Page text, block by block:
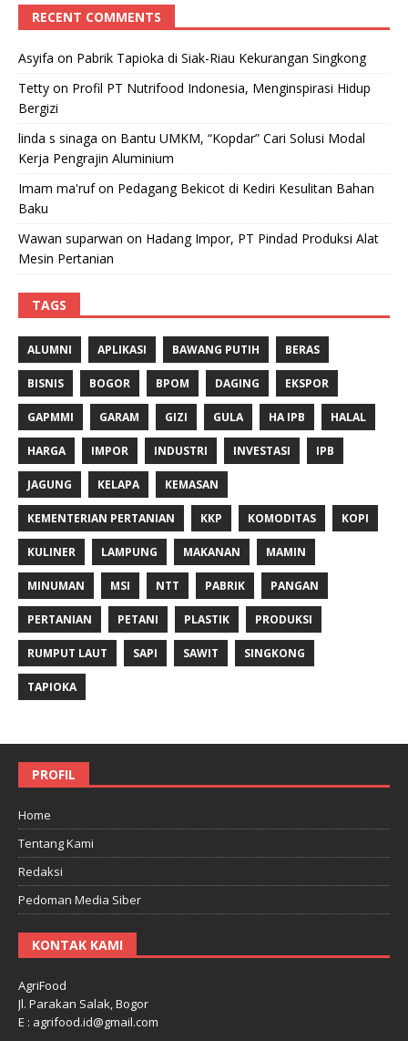
RECENT COMMENTS
Asyifa on Pabrik Tapioka di Siak-Riau Kekurangan Singkong
Tetty on Profil PT Nutrifood Indonesia, Menginspirasi Hidup
Bergizi
linda s sinaga on Bantu UMKM, “Kopdar” Cari Solusi Modal
Kerja Pengrajin Aluminium
Imam ma'rufon Pedagang Bekicot di Kediri Kesulitan Bahan
Baku
Wawan suparwan on Hadang Impor, PT Pindad Produksi Alat
Mesin Pertanian
TAGS
ALUMNI APLIKASI BAWANG PUTIH BERAS
BISNIS BOGOR BPOM DAGING EKSPOR
GAPMMI GARAM GIZI GULA HA IPB HALAL
HARGA IMPOR INDUSTRI INVESTASI IPB
JAGUNG KELAPA KEMASAN
KEMENTERIAN PERTANIAN KKP KOMODITAS KOPI
KULINER LAMPUNG MAKANAN MAMIN
MINUMAN MSI NTT PABRIK PANGAN
PERTANIAN PETANI PLASTIK PRODUKSI
RUMPUT LAUT SAPI SAWIT SINGKONG
TAPIOKA
PROFIL
Home
Tentang Kami
Redaksi
Pedoman Media Siber
KONTAK KAMI
AgriFood
Jl. Parakan Salak, Bogor
E : agrifood.id@gmail.com